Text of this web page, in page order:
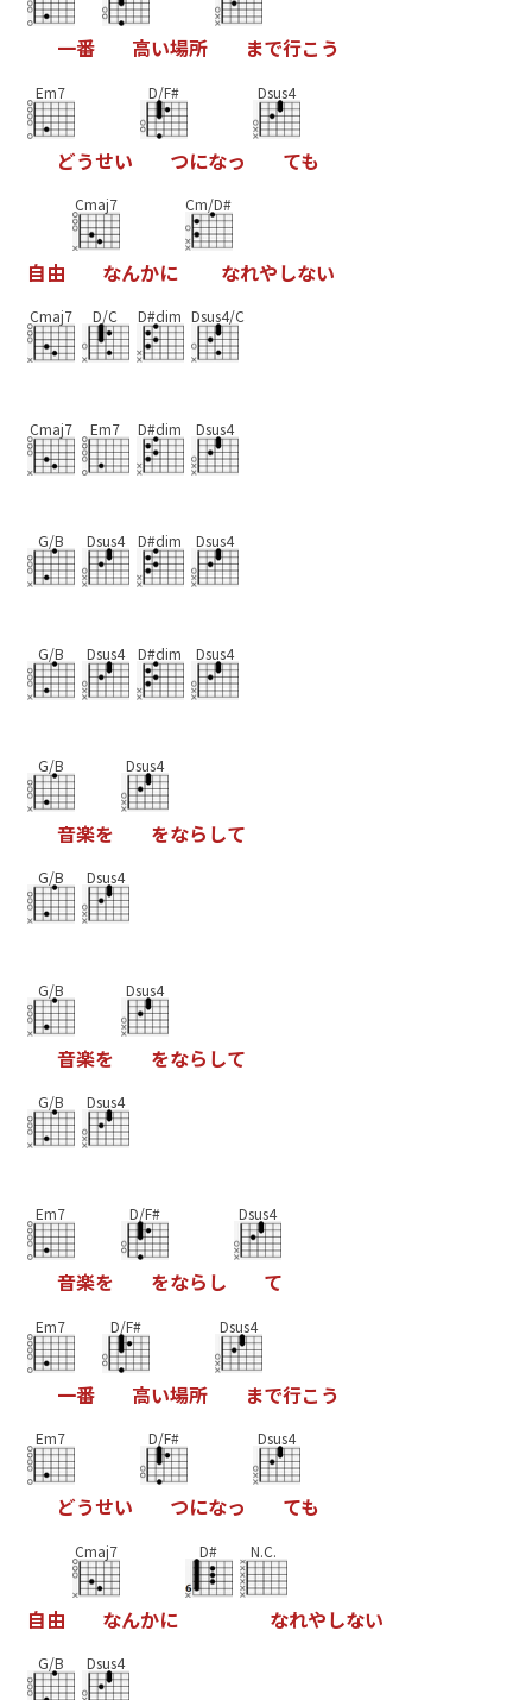
一番 高い場所 まで行こ う
Em7
どうせい
D/F#
つになっ
Dsus4
ても
自由
Cmaj7
なんかに
Cm/D#
なれやしない
Cmaj7 D/C D#dim Dsus4/C
Cmaj7 Em7 D#dim Dsus4
G/B Dsus4 D#dim Dsus4
G/B Dsus4 D#dim Dsus4
G/B
音楽を
Dsus4
をなら して
G/B Dsus4
G/B
音楽を
Dsus4
をなら して
G/B Dsus4
Em7
音楽を
D/F#
をなら し
Dsus4
て
Em7
一番
D/F#
高い場所
Dsus4
まで行こ う
Em7
どうせい
D/F#
つになっ
Dsus4
ても
自由
Cmaj7
なんかに
D# N.C.
なれやしない
G/B Dsus4